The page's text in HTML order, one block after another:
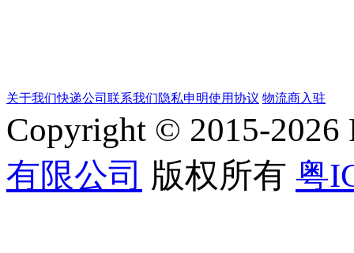
关于我们快递公司 联系我们隐私申明使用协议 物流商入驻
Copyright © 2015-2026
有限公司 版权所有 粤